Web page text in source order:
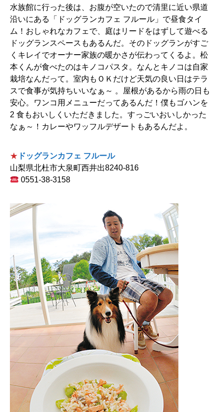
水族館に行った後は、お腹が空いたので清里に近い県道
沿いにある「ドッグランカフェ フルール」で昼食タイ
ム！おしゃれなカフェで、庭はリードをはずして遊べる
ドッグランスペースもあるんだ。そのドッグランがすご
くキレイでオーナー家族の暖かさが伝わってくるよ。松
本くんが食べたのはキノコパスタ。なんとキノコは自家
栽培なんだって。室内もＯＫだけど天気の良い日はテラ
スで食事が気持ちいいなぁ～ 。屋根があるから雨の日も
安心。ワンコ用メニューだってあるんだ！僕もゴハンを
2 食もおいしくいただきました。すっごいおいしかった
なぁ～！カレーやワッフルデザートもあるんだよ。
★ ドッグランカフェ フルール
山梨県北杜市大泉町西井出8240-816
0551-38-3158